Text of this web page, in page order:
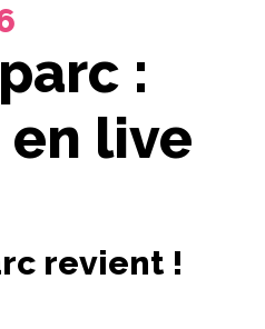
:
en live
revient !